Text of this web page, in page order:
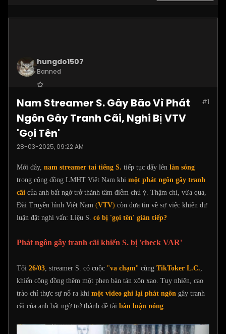
hungdo1507
Banned
Posts:3873 #1
Nam Streamer S. Gây Bão Vì Phát
Ngôn Gây Tranh Cãi, Nghi Bị VTV
'Gọi Tên'
28-03-2025, 09:22 AM
Mới đây, nam streamer tai tiếng S. tiếp tục dấy lên làn sóng
trong cộng đồng LMHT Việt Nam khi một phát ngôn gây tranh
cãi của anh bất ngờ trở thành tâm điểm chú ý. Thậm chí, vừa qua,
Đài Truyền hình Việt Nam (VTV) còn đưa tin về sự việc khiến dư
luận đặt nghi vấn: Liệu S. có bị 'gọi tên' gián tiếp?
Phát ngôn gây tranh cãi khiến S. bị 'check VAR'
Tối 26/03, streamer S. có cuộc "va chạm" cùng TikToker L.C.,
khiến cộng đồng thêm một phen bàn tán xôn xao. Tuy nhiên, cao
trào chỉ thực sự nổ ra khi một video ghi lại phát ngôn gây tranh
cãi của anh bất ngờ trở thành đề tài bàn luận nóng.